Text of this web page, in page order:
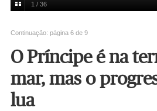
Daniel Rocha
1 / 36
Continuação: página 6 de 9
O Príncipe é na
mar, mas o
lua